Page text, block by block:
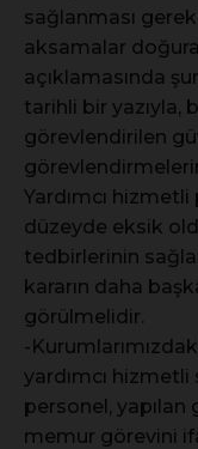
sağlanması
aksamalar
açıklamasında
tarihli bir yazıyla,
görevlendirilen
Yardımcı hizmetli
düzeyde eksik
tedbirlerinin
kararın daha
görülmelidir.
-
yardımcı hizmetli
personel,
memur görevini